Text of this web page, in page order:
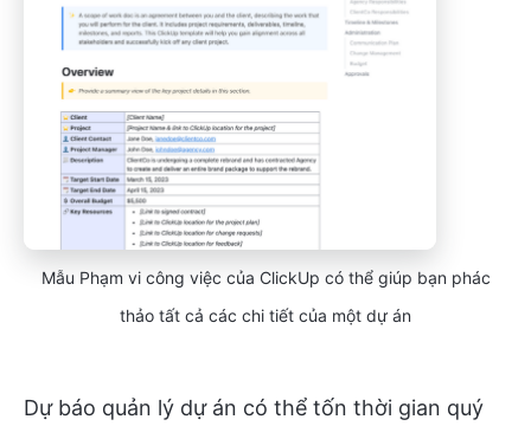
Mẫu Phạm vi công việc của ClickUp có thể giúp bạn phác
thảo tất cả các chi tiết của một dự án
Dự báo quản lý dự án có thể tốn thời gian quý